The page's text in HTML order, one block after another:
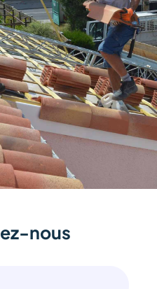
nous